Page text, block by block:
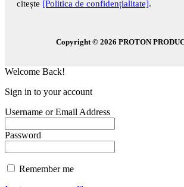
citește [Politica de confidențialitate].
Copyright © 2026 PROTON
Welcome Back!
Sign in to your account
Username or Email Address
Password
Remember me